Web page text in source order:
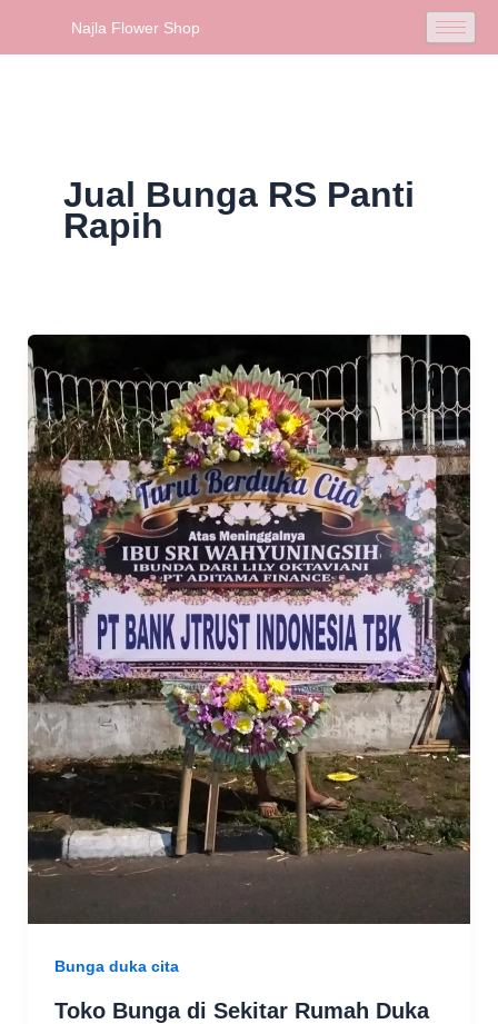
Najla Flower Shop
Jual Bunga RS Panti
Rapih
Bunga duka cita
Toko Bunga di Sekitar Rumah Duka